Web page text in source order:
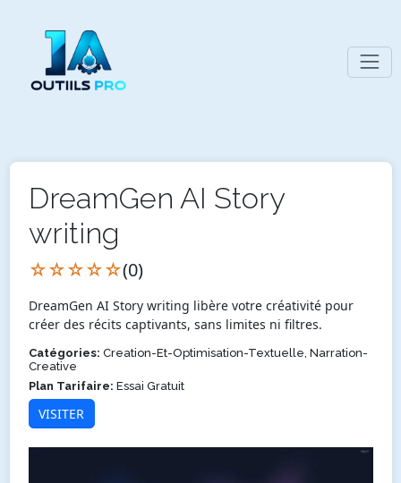
DreamGen AI Story
writing
☆☆☆☆☆(0)
DreamGen AI Story writing libère votre créativité pour
créer des récits captivants, sans limites ni filtres.
Catégories: Creation-Et-Optimisation-Textuelle, Narration-
Creative
Plan Tarifaire: Essai Gratuit
VISITER